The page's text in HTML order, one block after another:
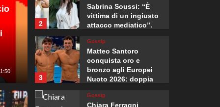
il nostro più
2
Sabrina Soussi: “È
vittima di un ingiusto
attacco mediatico”.
3
Gossip
Matteo Santoro
conquista oro e
bronzo agli Europei
Nuoto 2026: doppia
Gossip
Chiara Ferragni